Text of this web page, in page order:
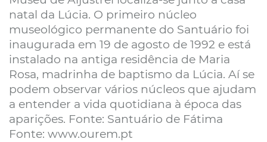
natal da Lúcia. O primeiro núcleo
museológico permanente do Santuário foi
inaugurada em 19 de agosto de 1992 e está
instalado na antiga residência de Maria
Rosa, madrinha de baptismo da Lúcia. Aí se
podem observar vários núcleos que ajudam
a entender a vida quotidiana à época das
aparições. Fonte: Santuário de Fátima
Fonte: www.ourem.pt